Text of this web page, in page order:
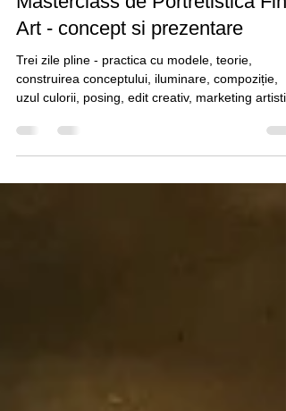
Masterclass de Portretistica Fine
Art - concept si prezentare
Trei zile pline - practica cu modele, teorie,
construirea conceptului, iluminare, compoziție,
uzul culorii, posing, edit creativ, marketing artistic